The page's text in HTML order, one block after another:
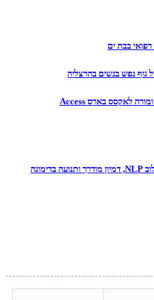
רפואי בבת ים
גוף נפש בנשים בהרצליה
שרונה סופר -מאמנת רוחנית, מטפלת ומורה לאקסס בארס Access
שלומית בן חמו - טיפולים רגשיים בשילוב NLP, דמיון מודרך ותנועה בדימונה